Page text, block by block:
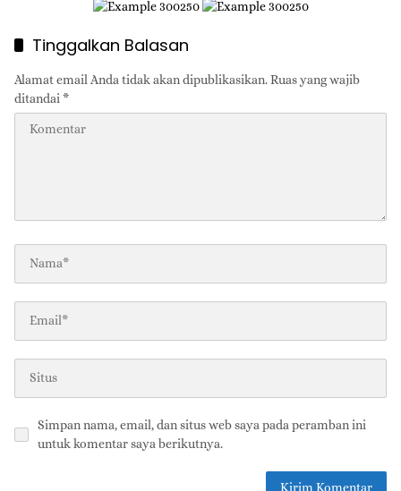
Tinggalkan Balasan
Alamat email Anda tidak akan dipublikasikan.Ruas yang wajib
ditandai *
Simpan nama, email, dan situs web saya pada peramban ini
untuk komentar saya berikutnya.